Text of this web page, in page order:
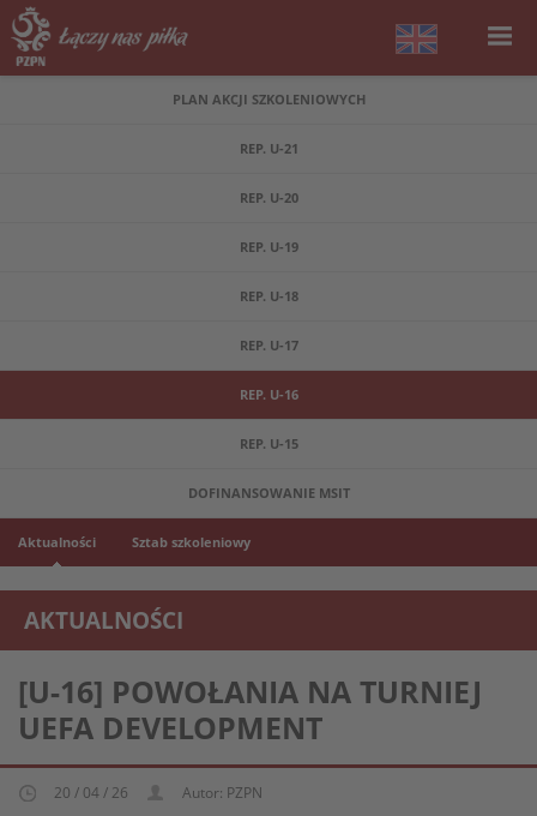
PLAN AKCJI SZKOLENIOWYCH
REP. U-21
REP. U-20
REP. U-19
REP. U-18
REP. U-17
REP. U-16
REP. U-15
DOFINANSOWANIE MSIT
Aktualności Sztab szkoleniowy
AKTUALNOŚCI
REPREZENTACJA MŁODZIEŻOWA U-16
[U-16] POWOŁANIA NA TURNIEJ
UEFA DEVELOPMENT
20 / 04 / 26 Autor: PZPN